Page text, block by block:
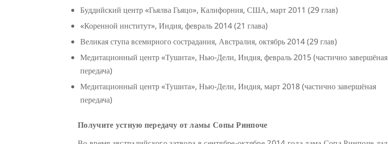
Буддийский центр «Гьялва Гьяцо», Калифорния, США, март 2011 (29 глав)
«Коренной институт», Индия, февраль 2014 (21 глава)
Великая ступа всемирного сострадания, Австралия, октябрь 2014 (29 глав)
Медитационный центр «Тушита», Нью-Дели, Индия, февраль 2015 (частично завершёная
передача)
Медитационный центр «Тушита», Нью-Дели, Индия, март 2018 (частично завершёная
передача)
Получите устную передачу от ламы Сопы Ринпоче